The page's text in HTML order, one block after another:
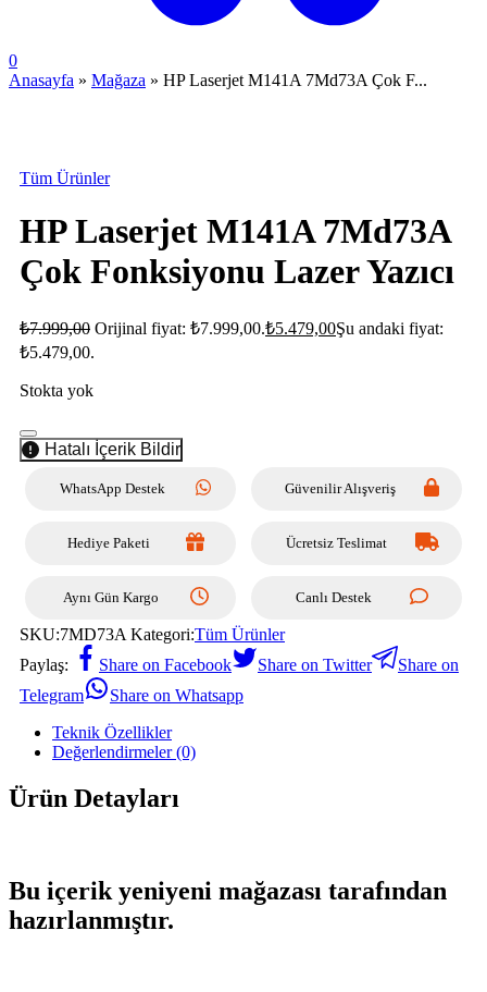
0
Anasayfa » Mağaza » HP Laserjet M141A 7Md73A Çok F...
Tüm Ürünler
HP Laserjet M141A 7Md73A
Çok Fonksiyonu Lazer Yazıcı
₺7.999,00 Orijinal fiyat: ₺7.999,00.₺5.479,00Şu andaki fiyat:
₺5.479,00.
Stokta yok
Hatalı İçerik Bildir
WhatsApp Destek Güvenilir Alışveriş
Hediye Paketi Ücretsiz Teslimat
Aynı Gün Kargo Canlı Destek
SKU:7MD73A Kategori:Tüm Ürünler
Paylaş:
Share on Facebook Share on Twitter
Share on
Telegram
Share on Whatsapp
Teknik Özellikler
Değerlendirmeler (0)
Ürün Detayları
Bu içerik yeniyeni mağazası tarafından
hazırlanmıştır.